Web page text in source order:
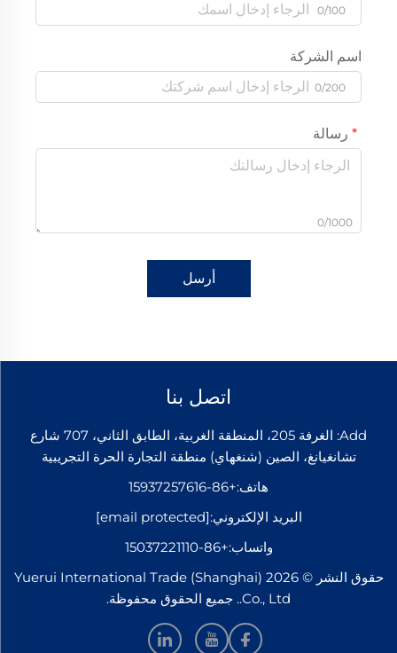
0/100
اسم الشركة
0/200
رسالة
0/1000
أرسل
اتصل بنا
Add: الغرفة 205، المنطقة الغربية، الطابق الثاني، 707 شارع
تشانغيانغ، الصين (شنغهاي) منطقة التجارة الحرة التجريبية
هاتف:+86-15937257616
البريد الإلكتروني:[email protected]
واتساب:+86-15037221110
حقوق النشر © 2026 Yuerui International Trade (Shanghai)
Co., Ltd.. جميع الحقوق محفوظة.